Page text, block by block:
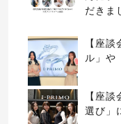
だきま
【座
ル」や
【座
選び」